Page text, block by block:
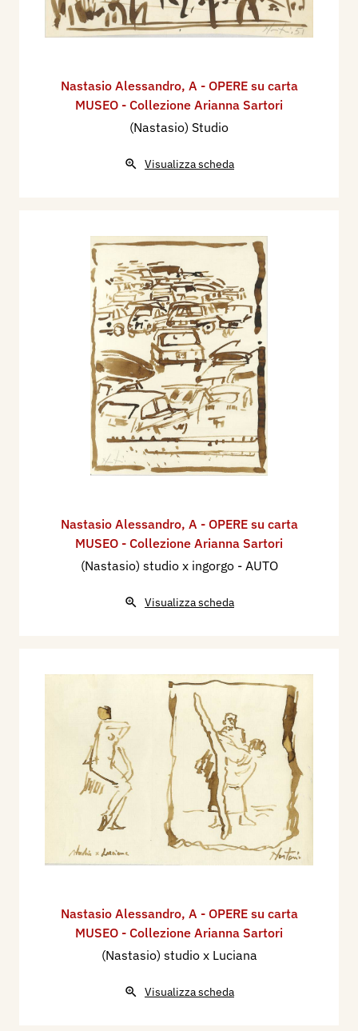
Nastasio Alessandro, A - OPERE su carta
MUSEO - Collezione Arianna Sartori
(Nastasio) Studio
Visualizza scheda
Nastasio Alessandro, A - OPERE su carta
MUSEO - Collezione Arianna Sartori
(Nastasio) studio x ingorgo - AUTO
Visualizza scheda
Nastasio Alessandro, A - OPERE su carta
MUSEO - Collezione Arianna Sartori
(Nastasio) studio x Luciana
Visualizza scheda